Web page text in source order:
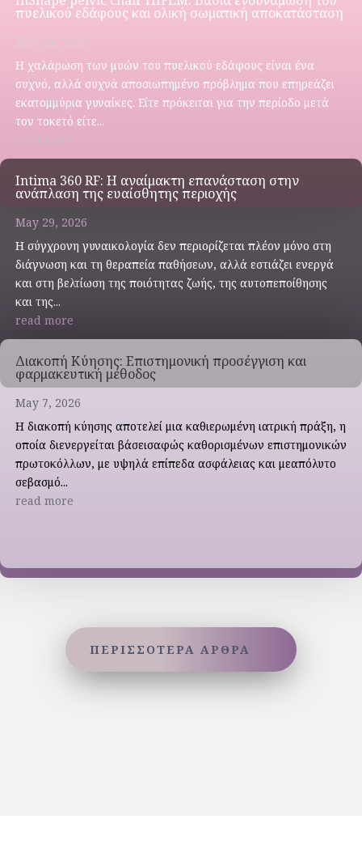
πυελικού εδάφους και ολική σωματική αποκατάσταση
Η χαλάρωση των μυών του πυελικού εδάφους είναι ένα
συχνό, αλλά συχνά αποσιωπημένο πρόβλημα που επηρεάζει
εκατομμύρια γυναίκες. Είτε πρόκειται για την περίοδο μετά
τον τοκετό είτε...
read more
Intima 360 RF: Η αναίμακτη επανάσταση στην
ανάπλαση της ευαίσθητης περιοχής
May 29, 2026
Η σύγχρονη γυναικολογία δεν περιορίζεται πλέον μόνο στη
διάγνωση και τη θεραπεία παθήσεων, αλλά εστιάζει ενεργά
και στη βελτίωση της ποιότητας ζωής, της αυτοπεποίθησης
και της...
read more
Διακοπή Κύησης: Επιστημονική προσέγγιση και
φαρμακευτική μέθοδος
May 7, 2026
Η διακοπή κύησης αποτελεί μια καθιερωμένη ιατρική πράξη, η
οποία διενεργείται βάσεισαφώς καθορισμένων επιστημονικών
πρωτοκόλλων, με υψηλά επίπεδα ασφάλειας και μεαπόλυτο
σεβασμό...
read more
ΠΕΡΙΣΣΟΤΕΡΑ ΑΡΘΡΑ